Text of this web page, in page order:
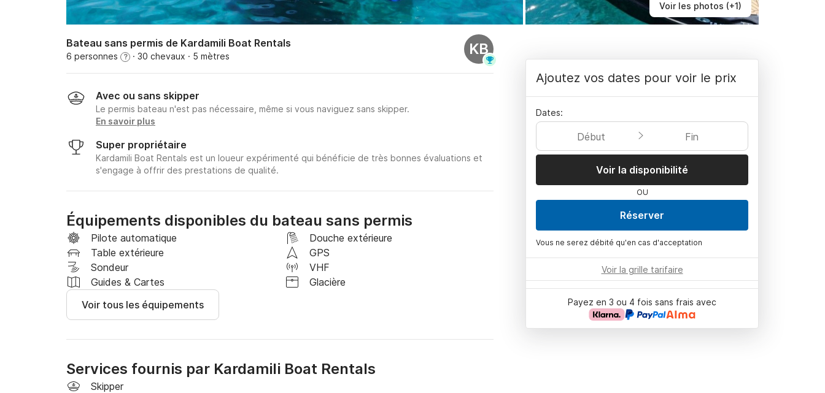
Voir les photos (+1)
Bateau sans permis de Kardamili Boat Rentals
6 personnes ? · 30 chevaux · 5 mètres KB
Avec ou sans skipper
Le permis bateau n'est pas nécessaire, même si vous naviguez sans skipper.
En savoir plus
Super propriétaire
Kardamili Boat Rentals est un loueur expérimenté qui bénéficie de très bonnes évaluations et
s'engage à offrir des prestations de qualité.
Équipements disponibles du bateau sans permis
Pilote automatique
Douche extérieure
Table extérieure
GPS
Sondeur
VHF
Guides & Cartes
Glacière
Voir tous les équipements
Services fournis par Kardamili Boat Rentals
Skipper
Ajoutez vos dates pour voir le prix
Dates:
Début Fin
Voir la disponibilité
OU
Réserver
Vous ne serez débité qu'en cas d'acceptation
Voir la grille tarifaire
Payez en 3 ou 4 fois sans frais avec